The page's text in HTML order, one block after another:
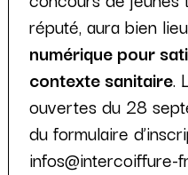
réputé, aura bien
numérique pour
contexte sanitaire.
ouvertes du 28
du formulaire
infos@intercoiffure-